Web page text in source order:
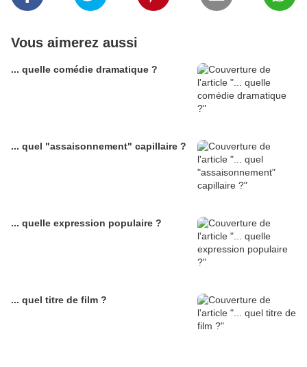
Vous aimerez aussi
... quelle comédie dramatique ?
... quel "assaisonnement" capillaire ?
... quelle expression populaire ?
... quel titre de film ?